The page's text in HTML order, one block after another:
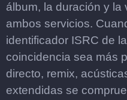
álbum, la duración y la
ambos servicios.
identificador ISRC de
coincidencia sea más
directo, remix,
extendidas se